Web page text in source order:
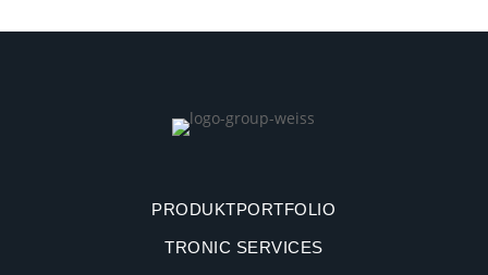
PRODUKTPORTFOLIO
TRONIC SERVICES